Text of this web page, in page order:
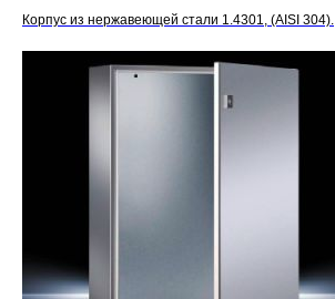
Корпус из нержавеющей стали 1.4301, (AISI 304).